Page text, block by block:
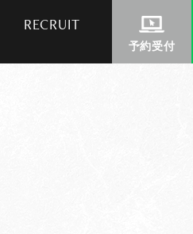
RECRUIT
予約受付